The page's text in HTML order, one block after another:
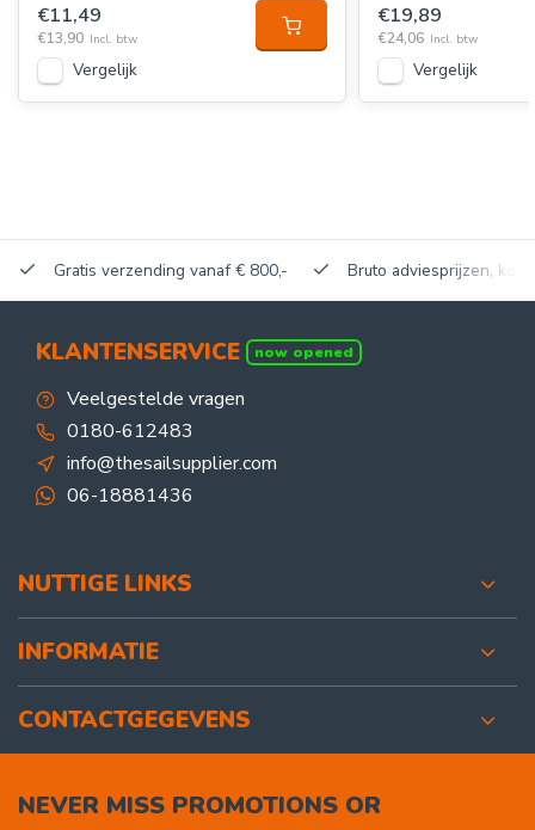
€11,49
€13,90 Incl. btw
Vergelijk
€19,89
€24,06 Incl. btw
Vergelijk
Gratis verzending vanaf € 800,- Bruto adviesprijzen,
KLANTENSERVICE now opened
Veelgestelde vragen
0180-612483
info@thesailsupplier.com
06-18881436
NUTTIGE LINKS
INFORMATIE
CONTACTGEGEVENS
NEVER MISS PROMOTIONS OR